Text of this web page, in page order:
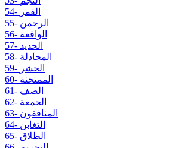
54- القمر
55- الرحمن
56- الواقعة
57- الحديد
58- المجادلة
59- الحشر
60- الممتحنة
61- الصف
62- الجمعة
63- المنافقون
64- التغابن
65- الطلاق